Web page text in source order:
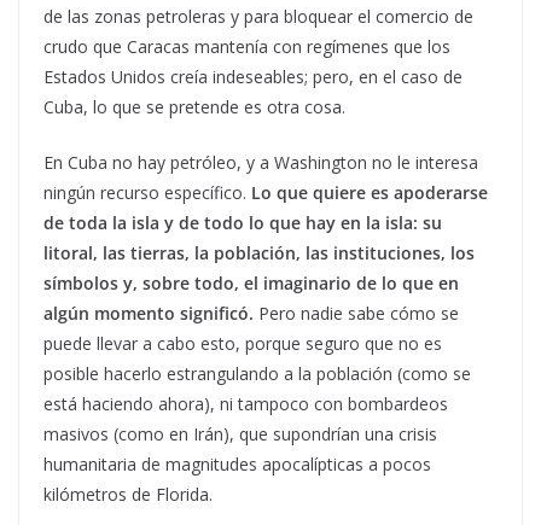
de las zonas petroleras y para bloquear el comercio de
crudo que Caracas mantenía con regímenes que los
Estados Unidos creía indeseables; pero, en el caso de
Cuba, lo que se pretende es otra cosa.
En Cuba no hay petróleo, y a Washington no le interesa
ningún recurso específico. Lo que quiere es apoderarse
de toda la isla y de todo lo que hay en la isla: su
litoral, las tierras, la población, las instituciones, los
símbolos y, sobre todo, el imaginario de lo que en
algún momento significó. Pero nadie sabe cómo se
puede llevar a cabo esto, porque seguro que no es
posible hacerlo estrangulando a la población (como se
está haciendo ahora), ni tampoco con bombardeos
masivos (como en Irán), que supondrían una crisis
humanitaria de magnitudes apocalípticas a pocos
kilómetros de Florida.